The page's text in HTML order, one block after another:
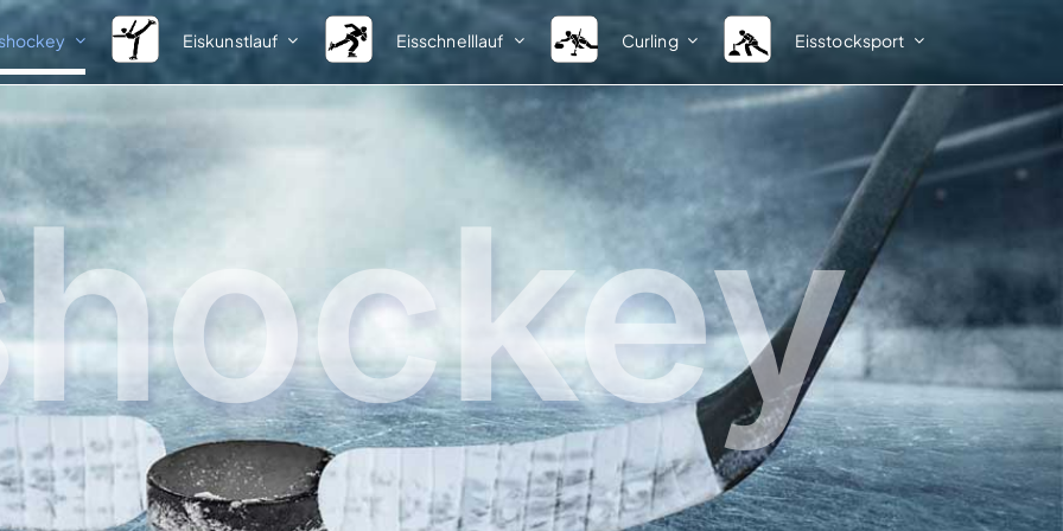
Eiskunstlauf Eisschnelllauf Curling Eisstocksport
Spielbetrieb
Ausschreibungen
Startlisten
Ergebnisse
2. Bundesliga
Klasseneinteilungen
Pokale
Nachwuchs
Ergebnisse
Talentförderlehrgänge
Förderlehrgang I
Teilnehmer
Ergebnisse
Ligastruktur
Damen Sommer
Herren Winter
Spielsystem Herren 1. Bundesliga
Spielsystem Herren 2. Bundesliga
Damen Winter
Spielsystem Damen 1. Bundesliga
Verband
BEV-News
Kontakte Fachsparte A – Z
Kontakte Bezirksobleute A
Kontakte Kreisobleute A – Z
Vereinsverzeichnis
Ordnungen und
Weblinks
IFI